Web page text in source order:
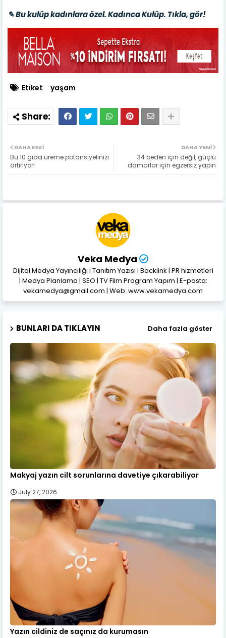
✎ Bu kulüp kadınlara özel. Kadınca Kulüp. Tıkla, gör!
Etiket yaşam
DAHA YENI
34 beden için değil, güçlü
damarlar için egzersiz yapın
DAHA ESKI
Bu 10 gıda üreme potansiyelinizi
artırıyor!
Veka Medya
Dijital Medya Yayıncılığı | Tanıtım Yazısı | Backlink | PR hizmetleri
| Medya Planlama | SEO | TV Film Program Yapım | E-posta:
vekamedya@gmail.com | Web: www.vekamedya.com
BUNLARI DA TIKLAYIN Daha fazla göster
Makyaj yazın cilt sorunlarına davetiye çıkarabiliyor
July 27, 2026
Yazın cildiniz de saçınız da kurumasın